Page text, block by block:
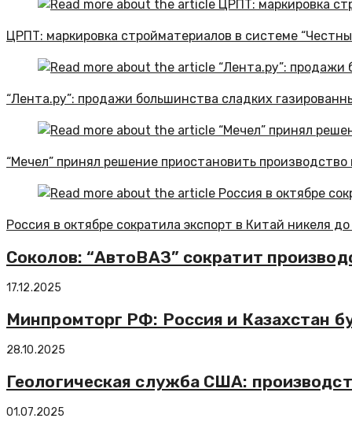
ЦРПТ: маркировка стройматериалов в системе
“Лента.ру”: продажи большинства сладких
“Мечел” принял решение приостановить
Россия в октябре сократила экспорт в Китай никеля
Соколов: “АвтоВАЗ” сократит
17.12.2025
Минпромторг РФ: Россия и Казахстан
28.10.2025
Геологическая служба США:
01.07.2025